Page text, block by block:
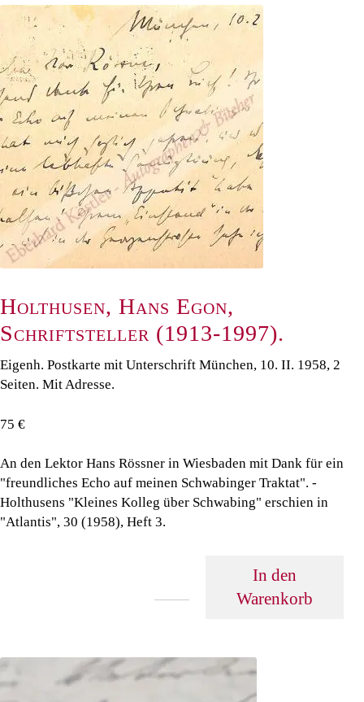
Holthusen, Hans Egon,
Schriftsteller (1913-1997).
Eigenh. Postkarte mit Unterschrift München, 10. II. 1958, 2
Seiten. Mit Adresse.
75 €
An den Lektor Hans Rössner in Wiesbaden mit Dank für ein
"freundliches Echo auf meinen Schwabinger Traktat". -
Holthusens "Kleines Kolleg über Schwabing" erschien in
"Atlantis", 30 (1958), Heft 3.
In den
Warenkorb